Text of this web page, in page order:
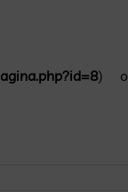
) o